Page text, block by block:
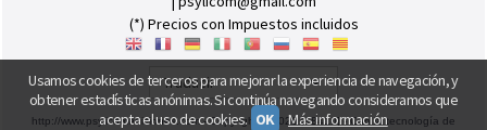
Condiciones de Compra
Desistir de un pedido
Políticas de Cookies
| psylicom@gmail.com
(*) Precios con Impuestos incluidos
Usamos cookies de terceros para mejorar la experiencia de navegación, y
obtener estadísticas anónimas. Si continúa navegando consideramos que
acepta el uso de cookies. OK Más información